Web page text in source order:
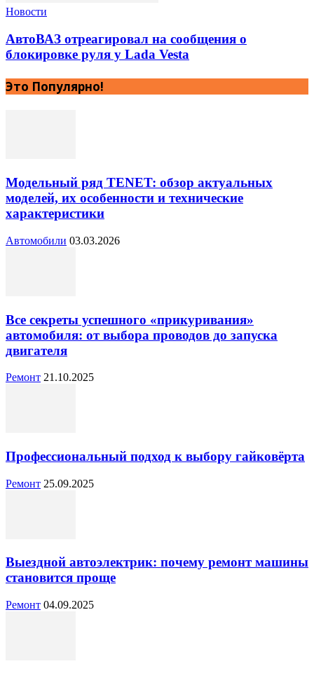
Новости
АвтоВАЗ отреагировал на сообщения о
блокировке руля у Lada Vesta
Это Популярно!
Модельный ряд TENET: обзор актуальных
моделей, их особенности и технические
характеристики
Автомобили 03.03.2026
Все секреты успешного «прикуривания»
автомобиля: от выбора проводов до запуска
двигателя
Ремонт 21.10.2025
Профессиональный подход к выбору гайковёрта
Ремонт 25.09.2025
Выездной автоэлектрик: почему ремонт машины
становится проще
Ремонт 04.09.2025